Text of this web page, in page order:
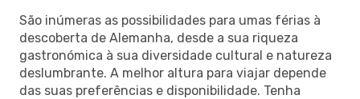
São inúmeras as possibilidades para umas férias à
descoberta de Alemanha, desde a sua riqueza
gastronómica à sua diversidade cultural e natureza
deslumbrante. A melhor altura para viajar depende
das suas preferências e disponibilidade. Tenha